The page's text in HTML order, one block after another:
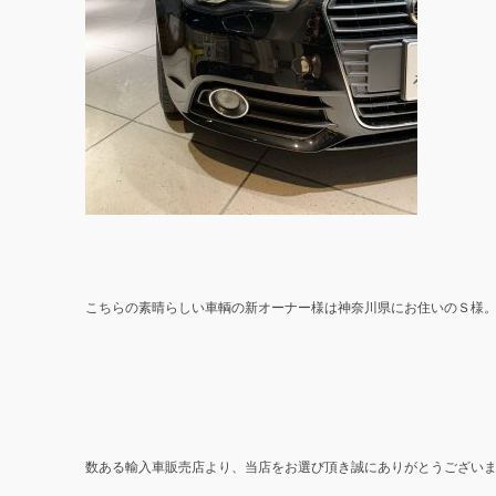
こちらの素晴らしい車輌の新オーナー様は神奈川県にお住いのＳ様。
数ある輸入車販売店より、当店をお選び頂き誠にありがとうございま